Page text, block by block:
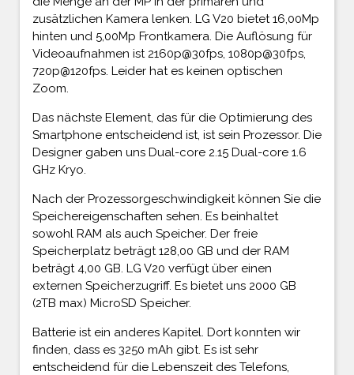
zusätzlichen Kamera lenken. LG V20 bietet 16,00Mp
hinten und 5,00Mp Frontkamera. Die Auflösung für
Videoaufnahmen ist 2160p@30fps, 1080p@30fps,
720p@120fps. Leider hat es keinen optischen
Zoom.
Das nächste Element, das für die Optimierung des
Smartphone entscheidend ist, ist sein Prozessor. Die
Designer gaben uns Dual-core 2.15 Dual-core 1.6
GHz Kryo.
Nach der Prozessorgeschwindigkeit können Sie die
Speichereigenschaften sehen. Es beinhaltet
sowohl RAM als auch Speicher. Der freie
Speicherplatz beträgt 128,00 GB und der RAM
beträgt 4,00 GB. LG V20 verfügt über einen
externen Speicherzugriff. Es bietet uns 2000 GB
(2TB max) MicroSD Speicher.
Batterie ist ein anderes Kapitel. Dort konnten wir
finden, dass es 3250 mAh gibt. Es ist sehr
entscheidend für die Lebenszeit des Telefons,